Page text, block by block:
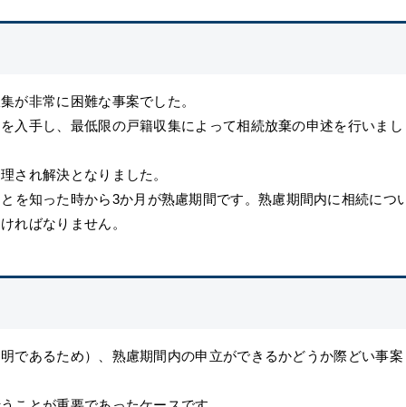
が非常に困難な事案でした。
入手し、最低限の戸籍収集によって相続放棄の申述を行いまし
され解決となりました。
を知った時から3か月が熟慮期間です。熟慮期間内に相続につ
ればなりません。
であるため）、熟慮期間内の申立ができるかどうか際どい事案